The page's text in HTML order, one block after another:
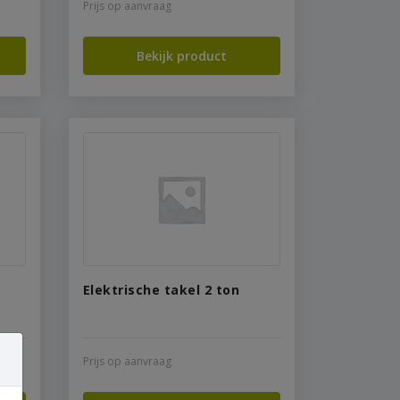
Prijs op aanvraag
Bekijk product
Elektrische takel 2 ton
Prijs op aanvraag